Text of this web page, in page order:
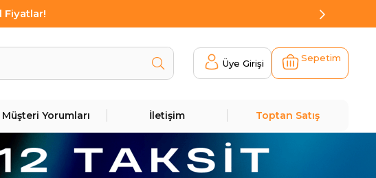
Fiyatlar!
Üye Girişi Sepetim
Müşteri Yorumları İletişim Toptan Satış